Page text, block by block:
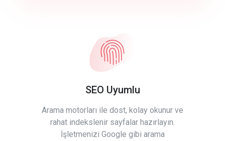
SEO Uyumlu
Arama motorları ile dost, kolay okunur ve
rahat indekslenir sayfalar hazırlayın.
İşletmenizi Google gibi arama